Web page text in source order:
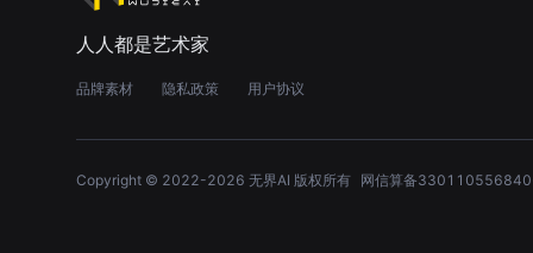
人人都是艺术家
品牌素材 隐私政策 用户协议
Copyright © 2022-2026 无界AI 版权所有 网信算备